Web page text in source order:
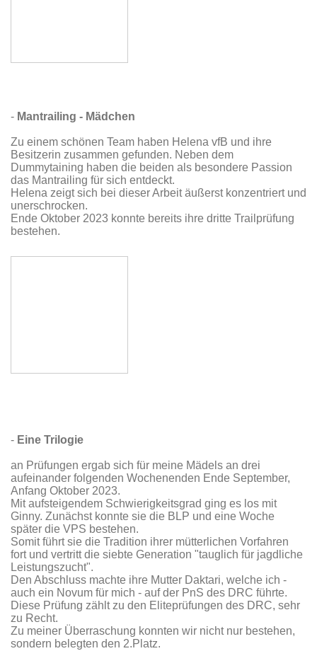
- Mantrailing - Mädchen
Zu einem schönen Team haben Helena vfB und ihre
Besitzerin zusammen gefunden. Neben dem
Dummytaining haben die beiden als besondere Passion
das Mantrailing für sich entdeckt.
Helena zeigt sich bei dieser Arbeit äußerst konzentriert und
unerschrocken.
Ende Oktober 2023 konnte bereits ihre dritte Trailprüfung
bestehen.
- Eine Trilogie
an Prüfungen ergab sich für meine Mädels an drei
aufeinander folgenden Wochenenden Ende September,
Anfang Oktober 2023.
Mit aufsteigendem Schwierigkeitsgrad ging es los mit
Ginny. Zunächst konnte sie die BLP und eine Woche
später die VPS bestehen.
Somit führt sie die Tradition ihrer mütterlichen Vorfahren
fort und vertritt die siebte Generation "tauglich für jagdliche
Leistungszucht".
Den Abschluss machte ihre Mutter Daktari, welche ich -
auch ein Novum für mich - auf der PnS des DRC führte.
Diese Prüfung zählt zu den Eliteprüfungen des DRC, sehr
zu Recht.
Zu meiner Überraschung konnten wir nicht nur bestehen,
sondern belegten den 2.Platz.